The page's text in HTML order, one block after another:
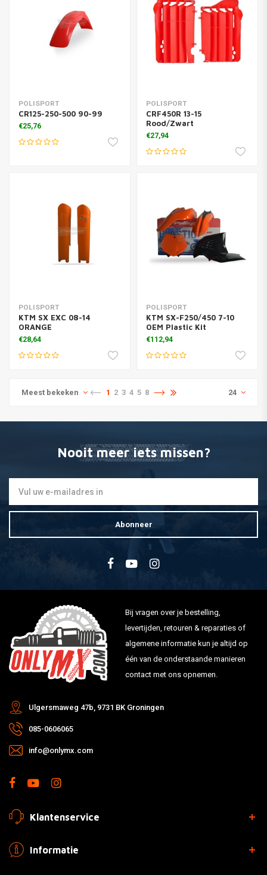
POLISPORT
CR125-250-500 90-99
€25,76
POLISPORT
CRF450R 13-15
Rood/Zwart
€27,94
POLISPORT
KTM SX EXC 08-14
ORANGE
€28,64
POLISPORT
KTM SX-F250/450 7-10
OEM Plastic Kit
€112,94
Meest bekeken 1 2 3 4 5 8 24
Nooit meer iets missen?
Abonneer
Bij vragen over je bestelling,
levertijden, retouren & reparaties of
algemene informatie kun je altijd op
één van de onderstaande manieren
contact met ons opnemen.
Ulgersmaweg 47b, 9731 BK Groningen
085-0606065
info@onlymx.com
Klantenservice
Informatie